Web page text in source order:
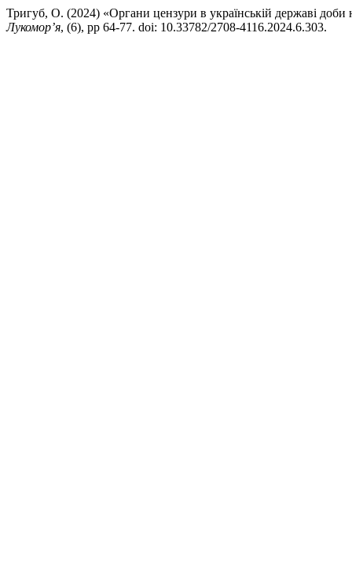
Тригуб, О. (2024) «Органи цензури в українській державі
Лукомор’я, (6), pp 64-77. doi: 10.33782/2708-4116.2024.6.303.